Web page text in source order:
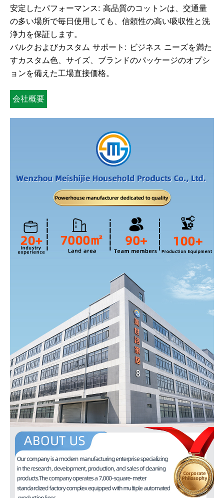
安定したパフォーマンス: 高品質のコットンは、交通量
の多い場所で毎日使用しても、信頼性の高い吸収性と洗
浄力を保証します。
バルクおよびカスタム サポート: ビジネス ニーズを満た
すカスタム色、サイズ、ブランドのパッケージのオプシ
ョンを備えた工場直接価格。
会社概要